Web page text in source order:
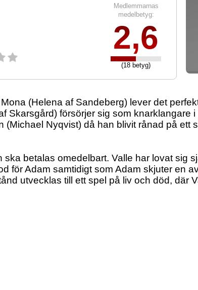
Medlemmarnas
medelbetyg:
2,6
(18 betyg)
(Helena af Sandeberg) lever det
Skarsgård) försörjer sig som knarklangare
(Michael Nyqvist) då han blivit rånad på ett
betalas omedelbart. Valle har lovat sig
för Adam samtidigt som Adam skjuter en
utvecklas till ett spel på liv och död, där